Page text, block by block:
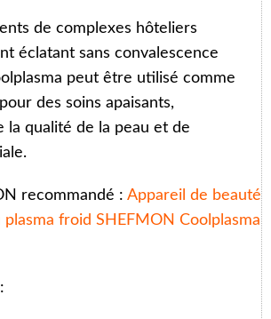
de complexes hôteliers
éclatant sans convalescence
peut être utilisé comme
des soins apaisants,
la qualité de la peau et de
recommandé : Appareil de beauté
plasma froid SHEFMON Coolplasma